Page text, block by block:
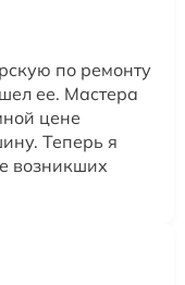
по ремонту
ее. Мастера
цене
Теперь я
возникших